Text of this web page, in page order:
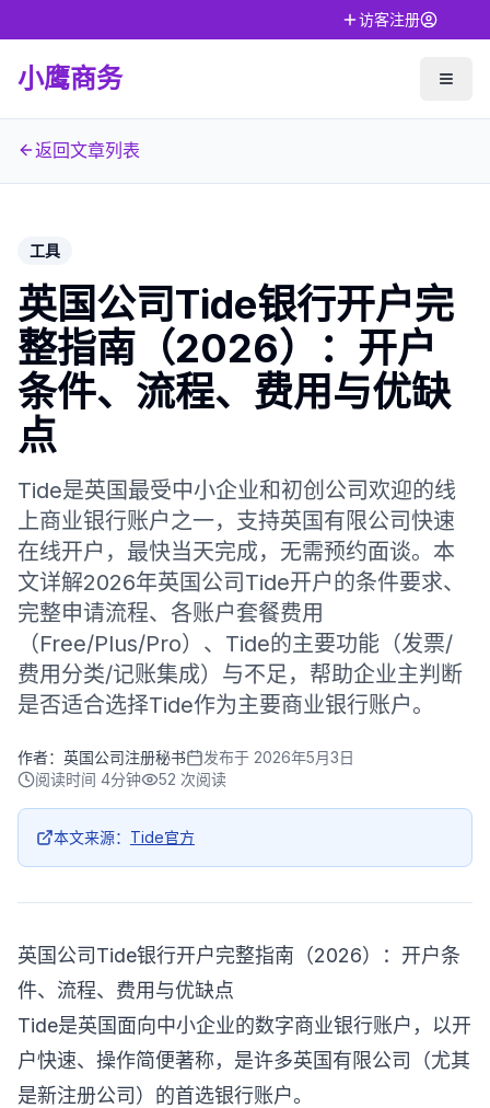
访客注册
小鹰商务
返回文章列表
工具
英国公司Tide银行开户完
整指南（2026）：开户
条件、流程、费用与优缺
点
Tide是英国最受中小企业和初创公司欢迎的线
上商业银行账户之一，支持英国有限公司快速
在线开户，最快当天完成，无需预约面谈。本
文详解2026年英国公司Tide开户的条件要求、
完整申请流程、各账户套餐费用
（Free/Plus/Pro）、Tide的主要功能（发票/
费用分类/记账集成）与不足，帮助企业主判断
是否适合选择Tide作为主要商业银行账户。
作者： 英国公司注册秘书 发布于 2026年5月3日
阅读时间 4分钟 52 次阅读
本文来源： Tide官方
英国公司Tide银行开户完整指南（2026）：开户条
件、流程、费用与优缺点
Tide是英国面向中小企业的数字商业银行账户，以开
户快速、操作简便著称，是许多英国有限公司（尤其
是新注册公司）的首选银行账户。